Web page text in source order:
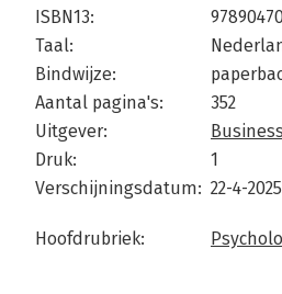
ISBN13:
Taal:
Bindwijze:
Aantal pagina's:
352
Uitgever:
Druk:
1
Verschijningsdatum: 22-4-2025
Hoofdrubriek: